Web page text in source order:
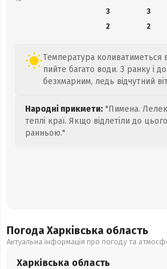
3
3
2
2
Температура коливатиметься
пийте багато води. З ранку і
безхмарним, ледь відчутний
Народні прикмети: "Пимена.
теплі краї. Якщо відлетіли до
ранньою."
Погода Харківська область
Актуальна інформація про погоду та
Харківська область